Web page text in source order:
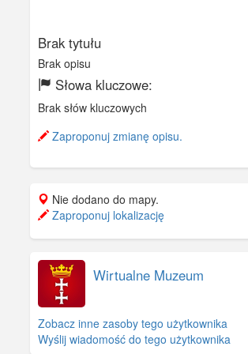
Brak tytułu
Brak opisu
Słowa kluczowe:
Brak słów kluczowych
Zaproponuj zmianę opisu.
Nie dodano do mapy.
Zaproponuj lokalizację
Wirtualne Muzeum
Zobacz inne zasoby tego użytkownika
Wyślij wiadomość do tego użytkownika